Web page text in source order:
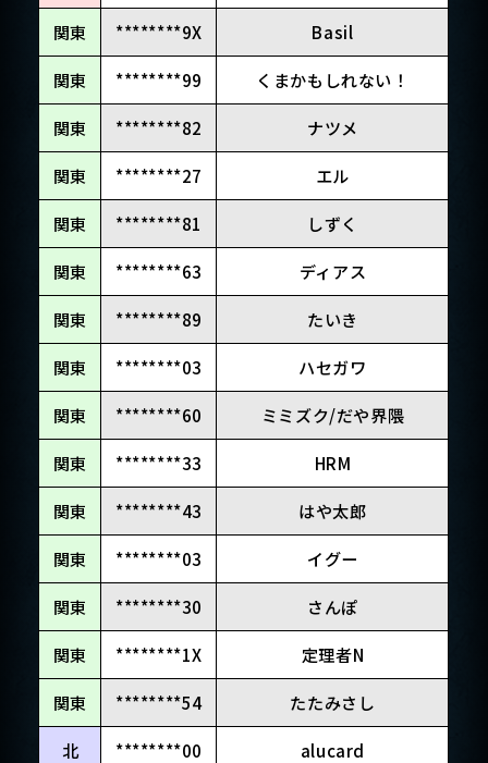
関東 ********9X
Basil
関東
********99
くまかもしれない！
関東
********82
ナツメ
関東
********27
エル
関東
********81
しずく
関東
********63
ディアス
関東
********89
たいき
関東
********03
ハセガワ
関東
********60
ミミズク/だや界隈
関東
********33
HRM
関東
********43
はや太郎
関東
********03
イグー
関東
********30
さんぽ
関東
********1X
定理者N
関東
********54
たたみさし
北
********00 alucard